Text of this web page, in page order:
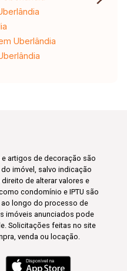
Uberlândia
artigos de decoração são
imóvel, salvo indicação
de alterar valores e
condomínio e IPTU são
longo do processo de
imóveis anunciados pode
Solicitações feitas no site
venda ou locação.